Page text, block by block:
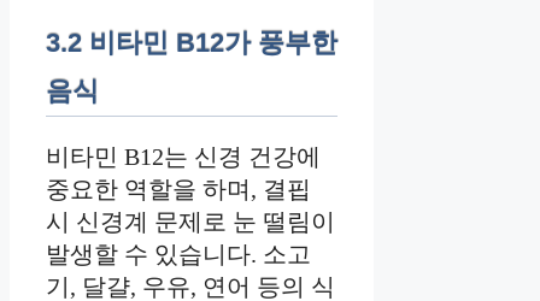
3.2 비타민 B12가 풍부한
음식
비타민 B12는 신경 건강에
중요한 역할을 하며, 결핍
시 신경계 문제로 눈 떨림이
발생할 수 있습니다. 소고
기, 달걀, 우유, 연어 등의 식